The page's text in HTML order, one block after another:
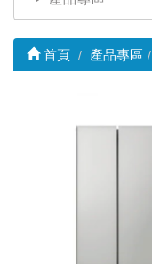
首頁 產品專區